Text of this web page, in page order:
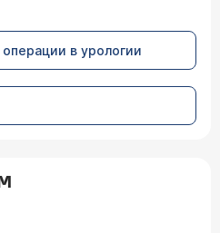
в урологии